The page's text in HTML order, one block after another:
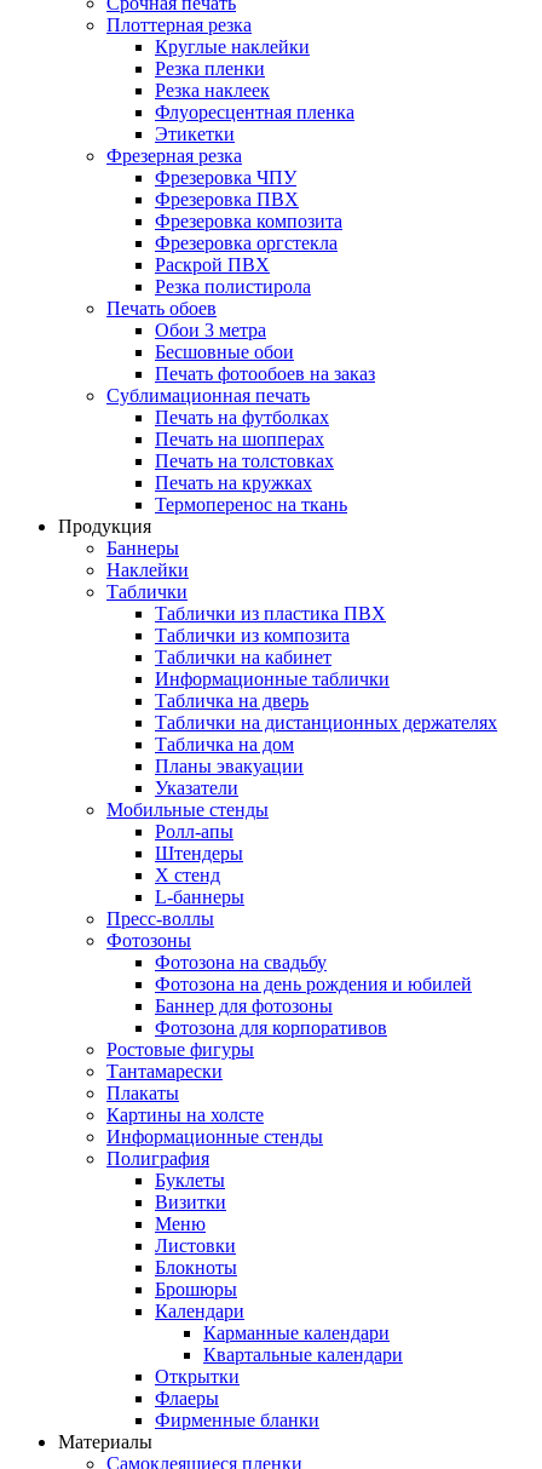
Плоттерная резка
Круглые наклейки
Резка пленки
Резка наклеек
Флуоресцентная пленка
Этикетки
Фрезерная резка
Фрезеровка ЧПУ
Фрезеровка ПВХ
Фрезеровка композита
Фрезеровка оргстекла
Раскрой ПВХ
Резка полистирола
Печать обоев
Обои 3 метра
Бесшовные обои
Печать фотообоев на заказ
Сублимационная печать
Печать на футболках
Печать на шопперах
Печать на толстовках
Печать на кружках
Термоперенос на ткань
Продукция
Баннеры
Наклейки
Таблички
Таблички из пластика ПВХ
Таблички из композита
Таблички на кабинет
Информационные таблички
Табличка на дверь
Таблички на дистанционных держателях
Табличка на дом
Планы эвакуации
Указатели
Мобильные стенды
Ролл-апы
Штендеры
Х стенд
L-баннеры
Пресс-воллы
Фотозоны
Фотозона на свадьбу
Фотозона на день рождения и юбилей
Баннер для фотозоны
Фотозона для корпоративов
Ростовые фигуры
Тантамарески
Плакаты
Картины на холсте
Информационные стенды
Полиграфия
Буклеты
Визитки
Меню
Листовки
Блокноты
Брошюры
Календари
Карманные календари
Квартальные календари
Открытки
Флаеры
Фирменные бланки
Материалы
Самоклеящиеся пленки